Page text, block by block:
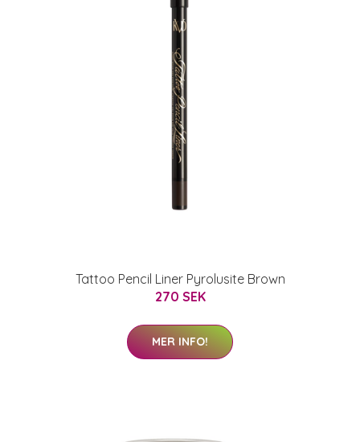
Tattoo Pencil Liner Pyrolusite Brown
270 SEK
MER INFO!